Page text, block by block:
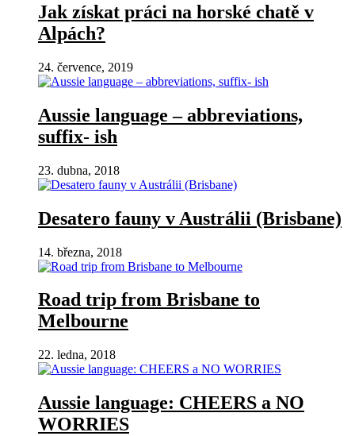
Jak získat práci na horské chatě v
Alpách?
24. července, 2019
Aussie language – abbreviations,
suffix- ish
23. dubna, 2018
Desatero fauny v Austrálii (Brisbane)
14. března, 2018
Road trip from Brisbane to
Melbourne
22. ledna, 2018
Aussie language: CHEERS a NO
WORRIES